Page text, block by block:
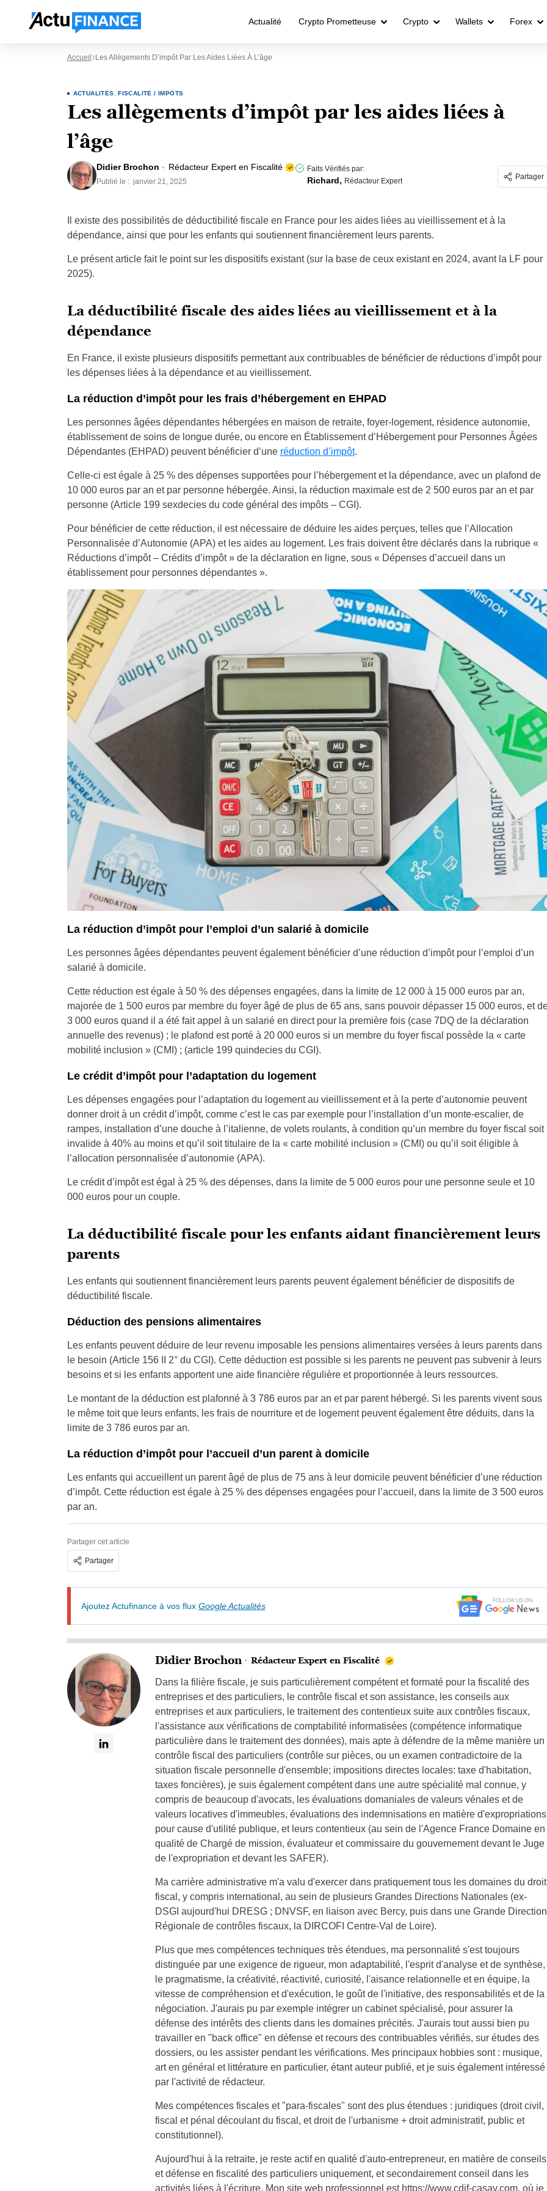
Actualité Crypto Prometteuse Crypto Wallets Forex
Accueil Les Allègements D’impôt Par Les Aides Liées À L’âge
ACTUALITÉS ,FISCALITÉ / IMPÔTS
Les allègements d’impôt par les aides liées à
l’âge
Didier Brochon Rédacteur Expert en Fiscalité
Publié le : janvier 21, 2025
Faits Vérifiés par:
Richard, Rédacteur Expert Partager
Il existe des possibilités de déductibilité fiscale en France pour les aides liées au vieillissement et à la
dépendance, ainsi que pour les enfants qui soutiennent financièrement leurs parents.
Le présent article fait le point sur les dispositifs existant (sur la base de ceux existant en 2024, avant la LF pour
2025).
La déductibilité fiscale des aides liées au vieillissement et à la
dépendance
En France, il existe plusieurs dispositifs permettant aux contribuables de bénéficier de réductions d’impôt pour
les dépenses liées à la dépendance et au vieillissement.
La réduction d’impôt pour les frais d’hébergement en EHPAD
Les personnes âgées dépendantes hébergées en maison de retraite, foyer-logement, résidence autonomie,
établissement de soins de longue durée, ou encore en Établissement d’Hébergement pour Personnes Âgées
Dépendantes (EHPAD) peuvent bénéficier d’une réduction d’impôt.
Celle-ci est égale à 25 % des dépenses supportées pour l’hébergement et la dépendance, avec un plafond de
10 000 euros par an et par personne hébergée. Ainsi, la réduction maximale est de 2 500 euros par an et par
personne (Article 199 sexdecies du code général des impôts – CGI).
Pour bénéficier de cette réduction, il est nécessaire de déduire les aides perçues, telles que l’Allocation
Personnalisée d’Autonomie (APA) et les aides au logement. Les frais doivent être déclarés dans la rubrique «
Réductions d’impôt – Crédits d’impôt » de la déclaration en ligne, sous « Dépenses d’accueil dans un
établissement pour personnes dépendantes ».
La réduction d’impôt pour l’emploi d’un salarié à domicile
Les personnes âgées dépendantes peuvent également bénéficier d’une réduction d’impôt pour l’emploi d’un
salarié à domicile.
Cette réduction est égale à 50 % des dépenses engagées, dans la limite de 12 000 à 15 000 euros par an,
majorée de 1 500 euros par membre du foyer âgé de plus de 65 ans, sans pouvoir dépasser 15 000 euros, et
3 000 euros quand il a été fait appel à un salarié en direct pour la première fois (case 7DQ de la déclaration
annuelle des revenus) ; le plafond est porté à 20 000 euros si un membre du foyer fiscal possède la « carte
mobilité inclusion » (CMI) ; (article 199 quindecies du CGI).
Le crédit d’impôt pour l’adaptation du logement
Les dépenses engagées pour l’adaptation du logement au vieillissement et à la perte d’autonomie peuvent
donner droit à un crédit d’impôt, comme c’est le cas par exemple pour l’installation d’un monte-escalier, de
rampes, installation d’une douche à l’italienne, de volets roulants, à condition qu’un membre du foyer fiscal soit
invalide à 40% au moins et qu’il soit titulaire de la « carte mobilité inclusion » (CMI) ou qu’il soit éligible à
l’allocation personnalisée d’autonomie (APA).
Le crédit d’impôt est égal à 25 % des dépenses, dans la limite de 5 000 euros pour une personne seule et 10
000 euros pour un couple.
La déductibilité fiscale pour les enfants aidant financièrement leurs
parents
Les enfants qui soutiennent financièrement leurs parents peuvent également bénéficier de dispositifs de
déductibilité fiscale.
Déduction des pensions alimentaires
Les enfants peuvent déduire de leur revenu imposable les pensions alimentaires versées à leurs parents dans
le besoin (Article 156 II 2° du CGI). Cette déduction est possible si les parents ne peuvent pas subvenir à leurs
besoins et si les enfants apportent une aide financière régulière et proportionnée à leurs ressources.
Le montant de la déduction est plafonné à 3 786 euros par an et par parent hébergé. Si les parents vivent sous
le même toit que leurs enfants, les frais de nourriture et de logement peuvent également être déduits, dans la
limite de 3 786 euros par an.
La réduction d’impôt pour l’accueil d’un parent à domicile
Les enfants qui accueillent un parent âgé de plus de 75 ans à leur domicile peuvent bénéficier d’une réduction
d’impôt. Cette réduction est égale à 25 % des dépenses engagées pour l’accueil, dans la limite de 3 500 euros
par an.
Partager cet article
Partager
Ajoutez Actufinance à vos flux Google Actualités
Didier Brochon Rédacteur Expert en Fiscalité
Dans la filière fiscale, je suis particulièrement compétent et formaté pour la fiscalité des
entreprises et des particuliers, le contrôle fiscal et son assistance, les conseils aux
entreprises et aux particuliers, le traitement des contentieux suite aux contrôles fiscaux,
l'assistance aux vérifications de comptabilité informatisées (compétence informatique
particulière dans le traitement des données), mais apte à défendre de la même manière un
contrôle fiscal des particuliers (contrôle sur pièces, ou un examen contradictoire de la
situation fiscale personnelle d'ensemble; impositions directes locales: taxe d'habitation,
taxes foncières), je suis également compétent dans une autre spécialité mal connue, y
compris de beaucoup d'avocats, les évaluations domaniales de valeurs vénales et de
valeurs locatives d'immeubles, évaluations des indemnisations en matière d'expropriations
pour cause d'utilité publique, et leurs contentieux (au sein de l'Agence France Domaine en
qualité de Chargé de mission, évaluateur et commissaire du gouvernement devant le Juge
de l'expropriation et devant les SAFER).
Ma carrière administrative m'a valu d'exercer dans pratiquement tous les domaines du droit
fiscal, y compris international, au sein de plusieurs Grandes Directions Nationales (ex-
DSGI aujourd'hui DRESG ; DNVSF, en liaison avec Bercy, puis dans une Grande Direction
Régionale de contrôles fiscaux, la DIRCOFI Centre-Val de Loire).
Plus que mes compétences techniques très étendues, ma personnalité s'est toujours
distinguée par une exigence de rigueur, mon adaptabilité, l'esprit d'analyse et de synthèse,
le pragmatisme, la créativité, réactivité, curiosité, l'aisance relationnelle et en équipe, la
vitesse de compréhension et d'exécution, le goût de l'initiative, des responsabilités et de la
négociation. J'aurais pu par exemple intégrer un cabinet spécialisé, pour assurer la
défense des intérêts des clients dans les domaines précités. J'aurais tout aussi bien pu
travailler en "back office" en défense et recours des contribuables vérifiés, sur études des
dossiers, ou les assister pendant les vérifications. Mes principaux hobbies sont : musique,
art en général et littérature en particulier, étant auteur publié, et je suis également intéressé
par l'activité de rédacteur.
Mes compétences fiscales et "para-fiscales" sont des plus étendues : juridiques (droit civil,
fiscal et pénal découlant du fiscal, et droit de l'urbanisme + droit administratif, public et
constitutionnel).
Aujourd'hui à la retraite, je reste actif en qualité d'auto-entrepreneur, en matière de conseils
et défense en fiscalité des particuliers uniquement, et secondairement conseil dans les
activités liées à l'écriture. Mon site web professionnel est https://www.cdjf-casav.com, où je